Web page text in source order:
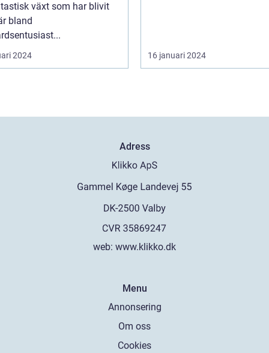
växt som har blivit
bland
2024 16 januari 2024
Adress
web: www.klikko.dk
Menu
Annonsering
Om oss
Cookies